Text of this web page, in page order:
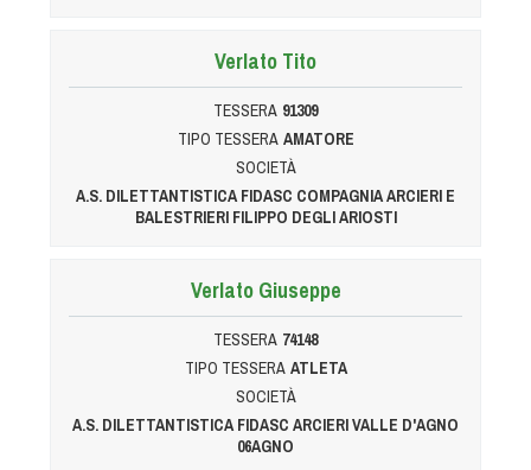
Verlato Tito
TESSERA 91309
TIPO TESSERA AMATORE
SOCIETÀ
A.S. DILETTANTISTICA FIDASC COMPAGNIA ARCIERI E
BALESTRIERI FILIPPO DEGLI ARIOSTI
Verlato Giuseppe
TESSERA 74148
TIPO TESSERA ATLETA
SOCIETÀ
A.S. DILETTANTISTICA FIDASC ARCIERI VALLE D'AGNO
06AGNO